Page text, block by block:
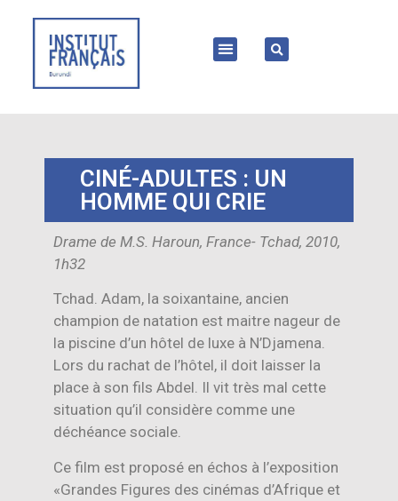
CINÉ-ADULTES : UN
HOMME QUI CRIE
Drame de M.S. Haroun, France- Tchad, 2010,
1h32
Tchad. Adam, la soixantaine, ancien
champion de natation est maitre nageur de
la piscine d’un hôtel de luxe à N’Djamena.
Lors du rachat de l’hôtel, il doit laisser la
place à son fils Abdel. Il vit très mal cette
situation qu’il considère comme une
déchéance sociale.
Ce film est proposé en échos à l’exposition
«Grandes Figures des cinémas d’Afrique et